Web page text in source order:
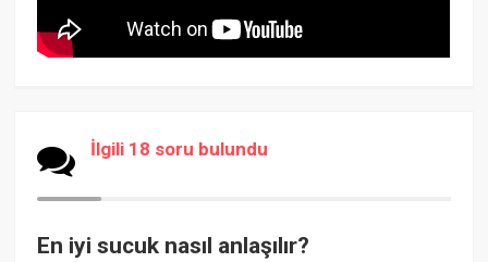
İlgili 18 soru bulundu
En iyi sucuk nasıl anlaşılır?